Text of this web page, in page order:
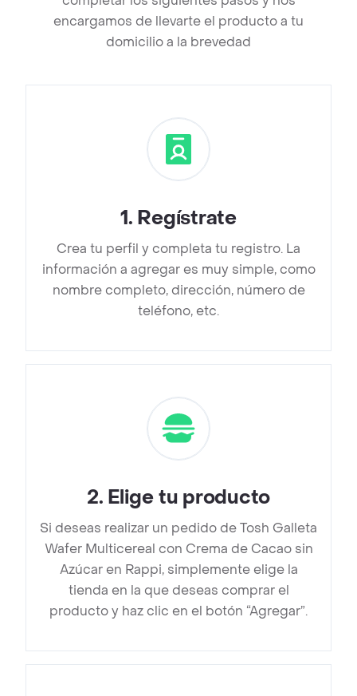
encargamos de llevarte el producto a tu
domicilio a la brevedad
1. Regístrate
Crea tu perfil y completa tu registro. La
información a agregar es muy simple, como
nombre completo, dirección, número de
teléfono, etc.
2. Elige tu producto
Si deseas realizar un pedido de Tosh Galleta
Wafer Multicereal con Crema de Cacao sin
Azúcar en Rappi, simplemente elige la
tienda en la que deseas comprar el
producto y haz clic en el botón “Agregar”.